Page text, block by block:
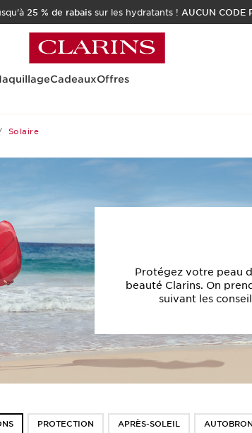
25 % de rabais sur les hydratants ! AUCUN CODE
CadeauxOffres
Solaire
Protégez votre peau
beauté Clarins. On
suivant les
PROTECTION APRÈS-SOLEIL